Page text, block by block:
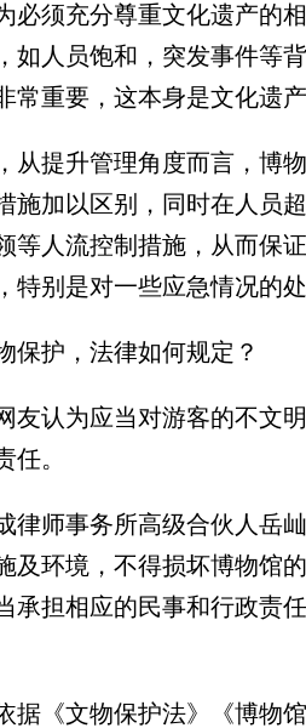
必须充分尊重文化遗产的
如人员饱和，突发事件等
常重要，这本身是文化遗
提升管理角度而言，博物
施加以区别，同时在人员
等人流控制措施，从而保
特别是对一些应急情况的
护，法律如何规定？
认为应当对游客的不文明
任。
师事务所高级合伙人岳屾
及环境，不得损坏博物馆
承担相应的民事和行政责
《文物保护法》《博物馆